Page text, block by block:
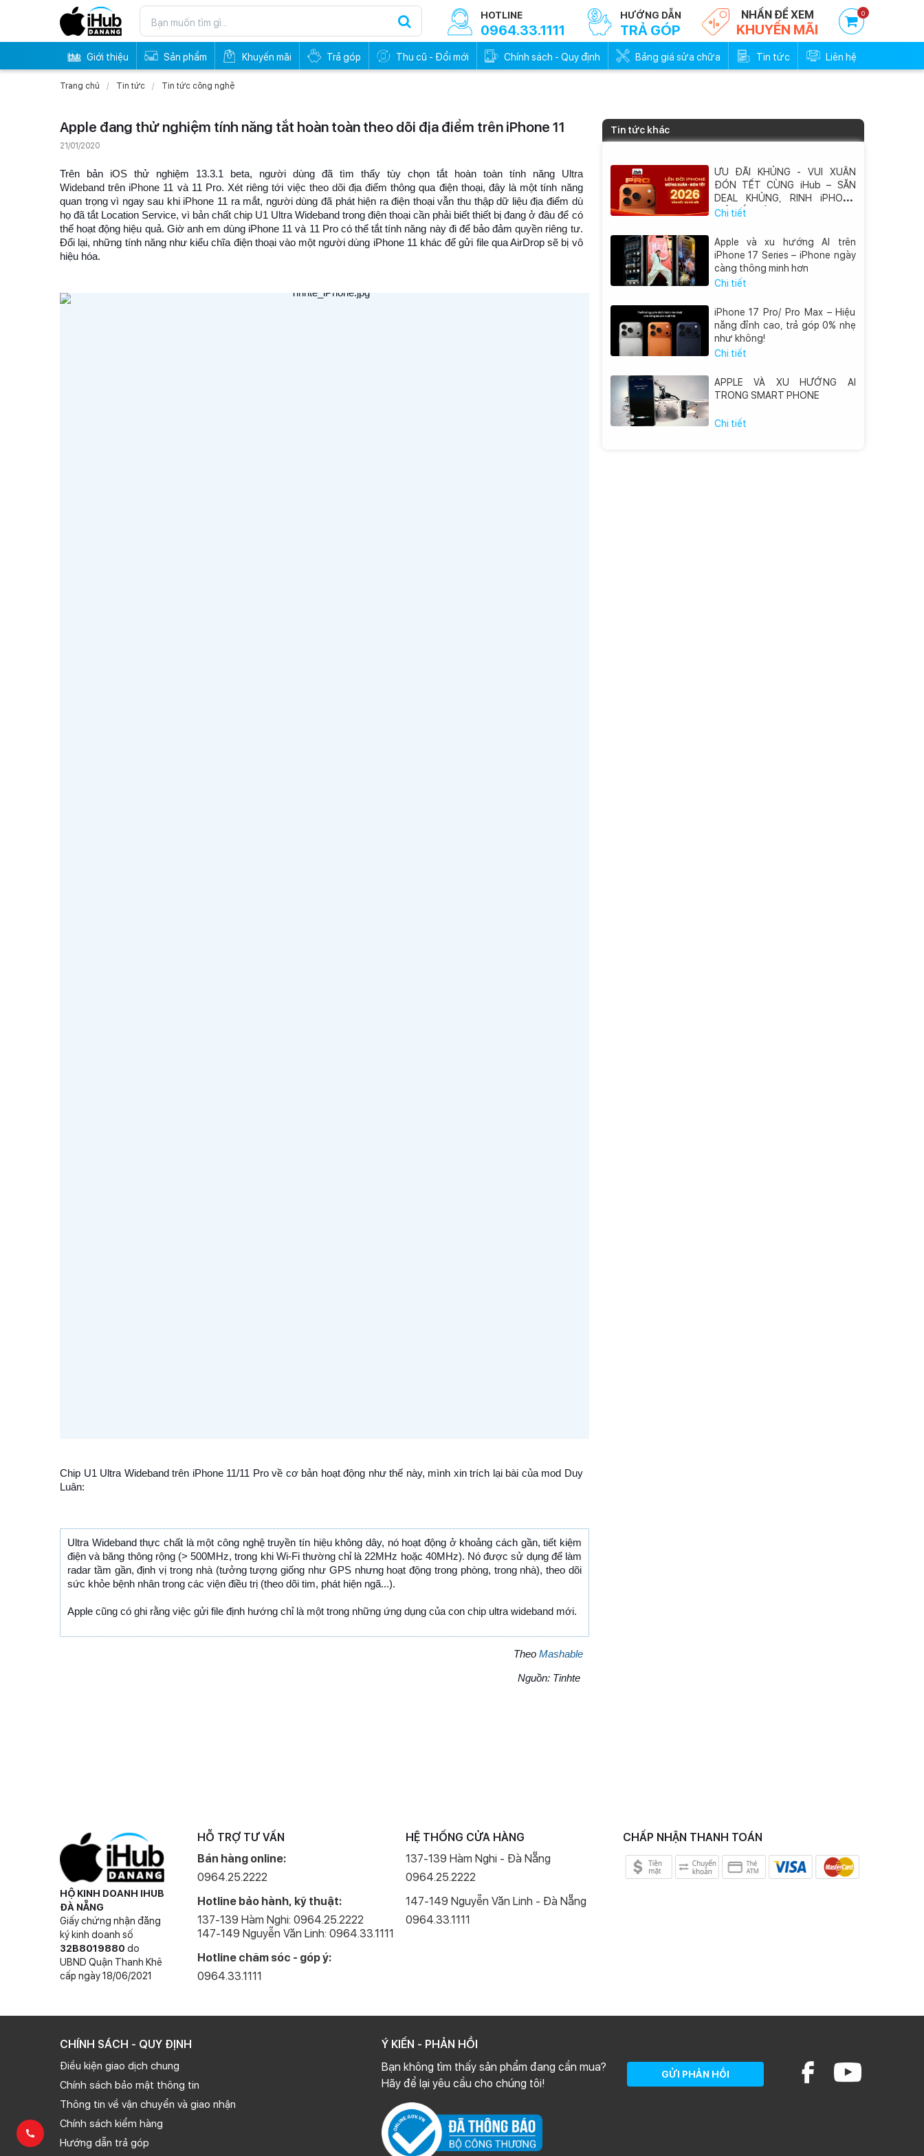
0
NHẤN ĐỂ XEM
KHUYẾN MÃI
HƯỚNG DẪN
TRẢ GÓP
HOTLINE
0964.33.1111
Giới thiệu Sản phẩm Khuyến mãi Trả góp Thu cũ - Đổi mới Chính sách - Quy định Bảng giá sửa chữa Tin tức Liên hệ
Trang chủ Tin tức Tin tức công nghệ
Apple đang thử nghiệm tính năng tắt hoàn toàn theo dõi địa điểm trên iPhone 11
21/01/2020
Trên bản iOSthử nghiệm 13.3.1 beta, người dùng đã tìm thấy tùy chọn tắt hoàn toàn tính năng Ultra
Wideband trên iPhone 11 và 11 Pro. Xét riêng tới việc theo dõi địa điểm thông qua điện thoại, đây là một tính năng
quan trọng vì ngay sau khi iPhone 11 ra mắt, người dùng đã phát hiện ra điện thoại vẫn thu thập dữ liệu địa điểm dù
họ đã tắt Location Service, vì bản chấtchip U1 Ultra Wideband trong điện thoại cần phải biết thiết bị đang ở đâu để có
thể hoạt động hiệu quả. Giờ anh em dùng iPhone 11 và 11 Pro có thể tắt tính năng này đi để bảo đảmquyền riêng tư.
Đổi lại, những tính năng như kiểu chĩa điện thoại vào một người dùng iPhone 11 khác để gửi file qua AirDrop sẽ bị vô
hiệu hóa.
Chip U1 Ultra Wideband trên iPhone 11/11 Pro về cơ bản hoạt động như thế này, mình xin trích lại bài của mod Duy
Luân:
Ultra Wideband thực chất là một công nghệ truyền tín hiệu không dây, nó hoạt động ở khoảng cách gần, tiết kiệm
điện và băng thông rộng (> 500MHz, trong khi Wi-Fi thường chỉ là 22MHz hoặc 40MHz). Nó được sử dụng để làm
radar tầm gần, định vị trong nhà (tưởng tượng giống như GPS nhưng hoạt động trong phòng, trong nhà), theo dõi
sức khỏe bệnh nhân trong các viện điều trị (theo dõi tim, phát hiện ngã...).
Apple cũng có ghi rằng việc gửi file định hướng chỉ là một trong những ứng dụng của con chip ultra wideband mới.
Theo Mashable
Nguồn: Tinhte
Tin tức khác
ƯU ĐÃI KHỦNG - VUI XUÂN
ĐÓN TẾT CÙNG iHub – SĂN
DEAL KHỦNG, RINH iPHONE
MỚI VỀ NHÀ
Chi tiết
Apple và xu hướng AI trên
iPhone 17 Series – iPhone ngày
càng thông minh hơn
Chi tiết
iPhone 17 Pro/ Pro Max – Hiệu
năng đỉnh cao, trả góp 0% nhẹ
như không!
Chi tiết
APPLE VÀ XU HƯỚNG AI
TRONG SMART PHONE
Chi tiết
HỘ KINH DOANH IHUB
ĐÀ NẴNG
Giấy chứng nhận đăng
ký kinh doanh số
32B8019880 do
UBND Quận Thanh Khê
cấp ngày 18/06/2021
HỖ TRỢ TƯ VẤN
Bán hàng online:
0964.25.2222
Hotline bảo hành, kỹ thuật:
137-139 Hàm Nghi: 0964.25.2222
147-149 Nguyễn Văn Linh: 0964.33.1111
Hotline chăm sóc - góp ý:
0964.33.1111
HỆ THỐNG CỬA HÀNG
137-139 Hàm Nghi - Đà Nẵng
0964.25.2222
147-149 Nguyễn Văn Linh - Đà Nẵng
0964.33.1111
CHẤP NHẬN THANH TOÁN
CHÍNH SÁCH - QUY ĐỊNH
Điều kiện giao dịch chung
Chính sách bảo mật thông tin
Thông tin về vận chuyển và giao nhận
Chính sách kiểm hàng
Hướng dẫn trả góp
Ý KIẾN - PHẢN HỒI
Bạn không tìm thấy sản phẩm đang cần mua?
Hãy để lại yêu cầu cho chúng tôi!
GỬI PHẢN HỒI